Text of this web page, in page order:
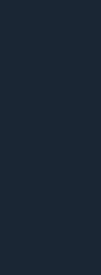
titka valójában igen
több energiát, mint
Természetesen
és akaraterőre
fogod
mennyire
képest. Itt nincsenek
kalóriabevitelt
növelheted ha
utolsó sorban, a
módszerét a legtöbb
szakorvos ajánlja és